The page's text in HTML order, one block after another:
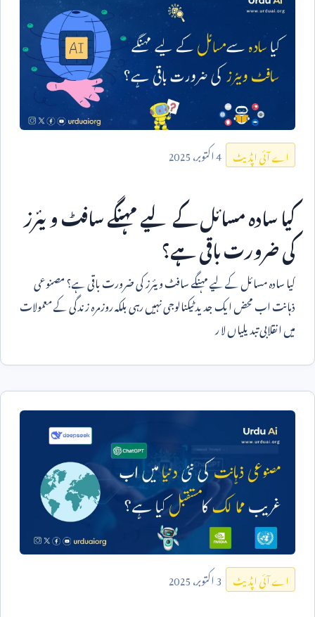
اے آئی اپڈیٹ 4اکتوبر،2025
کیا سادہ مسائل کے لیے مہنگے سافٹ ویئرز
کی ضرورت باقی ہے؟
کیا سادہ مسائل کے لیے مہنگے سافٹ ویئرز کی ضرورت باقی ہے؟ مصنوعی
ذہانت اب محض ایک جدید ٹیکنالوجی نہیں رہی بلکہ روزمرہ زندگی کے معمولات
میں انقلابی تبدیلیاں لا ر
اے آئی اپڈیٹ 3اکتوبر،2025